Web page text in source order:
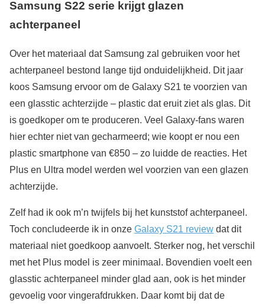
Samsung S22 serie krijgt glazen
achterpaneel
Over het materiaal dat Samsung zal gebruiken voor het
achterpaneel bestond lange tijd onduidelijkheid. Dit jaar
koos Samsung ervoor om de Galaxy S21 te voorzien van
een glasstic achterzijde – plastic dat eruit ziet als glas. Dit
is goedkoper om te produceren. Veel Galaxy-fans waren
hier echter niet van gecharmeerd; wie koopt er nou een
plastic smartphone van €850 – zo luidde de reacties. Het
Plus en Ultra model werden wel voorzien van een glazen
achterzijde.
Zelf had ik ook m’n twijfels bij het kunststof achterpaneel.
Toch concludeerde ik in onze Galaxy S21 review dat dit
materiaal niet goedkoop aanvoelt. Sterker nog, het verschil
met het Plus model is zeer minimaal. Bovendien voelt een
glasstic achterpaneel minder glad aan, ook is het minder
gevoelig voor vingerafdrukken. Daar komt bij dat de